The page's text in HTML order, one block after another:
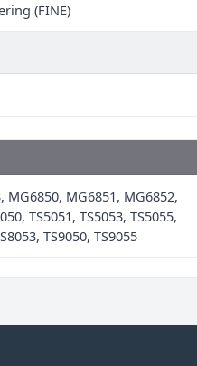
(FINE)
MG6850, MG6851, MG6852,
TS5051, TS5053, TS5055,
TS9050, TS9055